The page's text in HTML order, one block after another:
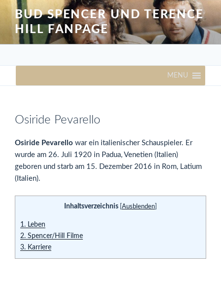
Inhalt
springen
BUD SPENCER UND TERENCE
HILL FANPAGE
MENU
Osiride Pevarello
Osiride Pevarello war ein italienischer Schauspieler. Er
wurde am 26. Juli 1920 in Padua, Venetien (Italien)
geboren und starb am 15. Dezember 2016 in Rom, Latium
(Italien).
Inhaltsverzeichnis Ausblenden
1. Leben
2. Spencer/Hill Filme
3. Karriere